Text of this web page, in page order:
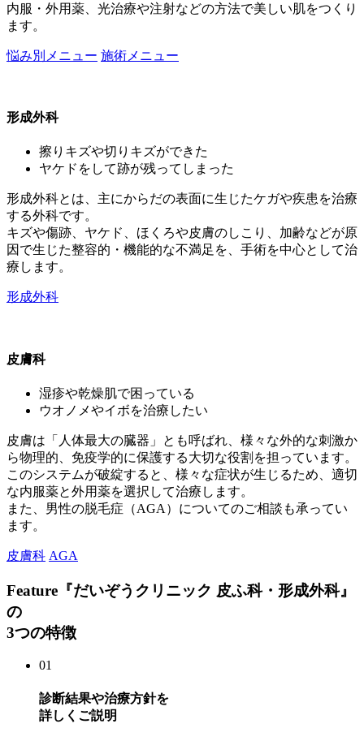
内服・外用薬、光治療や注射などの方法で美しい肌をつくり
ます。
悩み別メニュー 施術メニュー
形成外科
擦りキズや切りキズができた
ヤケドをして跡が残ってしまった
形成外科とは、主にからだの表面に生じたケガや疾患を治療
する外科です。
キズや傷跡、ヤケド、ほくろや皮膚のしこり、加齢などが原
因で生じた整容的・機能的な不満足を、手術を中心として治
療します。
形成外科
皮膚科
湿疹や乾燥肌で困っている
ウオノメやイボを治療したい
皮膚は「人体最大の臓器」とも呼ばれ、様々な外的な刺激か
ら物理的、免疫学的に保護する大切な役割を担っています。
このシステムが破綻すると、様々な症状が生じるため、適切
な内服薬と外用薬を選択して治療します。
また、男性の脱毛症（AGA）についてのご相談も承ってい
ます。
皮膚科 AGA
Feature 『だいぞうクリニック 皮ふ科・形成外科』
の
3つの特徴
01
診断結果や治療方針を
詳しくご説明